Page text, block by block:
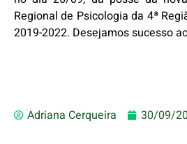
Regional de Psicologia da 4ª
2019-2022. Desejamos sucesso
Adriana Cerqueira 30/09/